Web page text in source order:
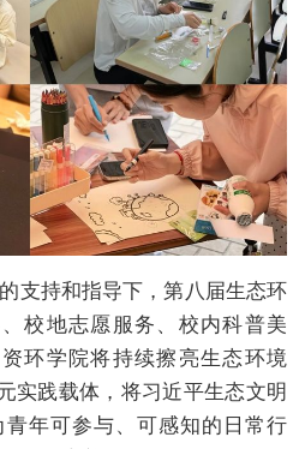
支持和指导下，第八届生态环
校地志愿服务、校内科普美
环学院将持续擦亮生态环境
实践载体，将习近平生态文明
青年可参与、可感知的日常行